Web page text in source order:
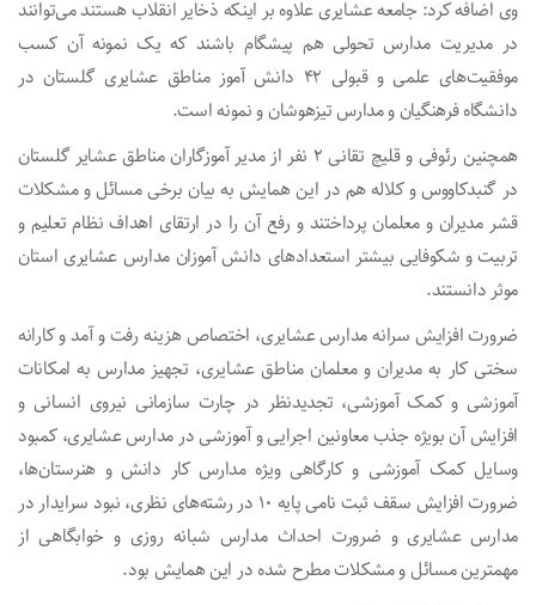
وی اضافه کرد: جامعه عشایری علاوه بر اینکه ذخایر انقلاب هستند می‌توانند
در مدیریت مدارس تحولی هم پیشگام باشند که یک نمونه آن کسب
موفقیت‌های علمی و قبولی ۴۲ دانش آموز مناطق عشایری گلستان در
دانشگاه فرهنگیان و مدارس تیزهوشان و نمونه است.
همچنین رئوفی و قلیچ تقانی ۲ نفر از مدیر آموزگاران مناطق عشایر گلستان
در گنبدکاووس و کلاله هم در این همایش به بیان برخی مسائل و مشکلات
قشر مدیران و معلمان پرداختند و رفع آن را در ارتقای اهداف نظام تعلیم و
تربیت و شکوفایی بیشتر استعدادهای دانش آموزان مدارس عشایری استان
موثر دانستند.
ضرورت افزایش سرانه مدارس عشایری، اختصاص هزینه‌ رفت و آمد و کارانه
سختی کار به مدیران و معلمان مناطق عشایری، تجهیز مدارس به امکانات
آموزشی و کمک آموزشی، تجدیدنظر در چارت سازمانی نیروی انسانی و
افزایش آن بویژه جذب معاونین اجرایی و آموزشی در مدارس عشایری، کمبود
وسایل کمک آموزشی و کارگاهی ویژه مدارس کار دانش و هنرستان‌ها،
ضرورت افزایش سقف ثبت نامی پایه ۱۰ در رشته‌های نظری، نبود سرایدار در
مدارس عشایری و ضرورت احداث مدارس شبانه روزی و خوابگاهی از
مهمترین مسائل و مشکلات مطرح شده در این همایش بود.